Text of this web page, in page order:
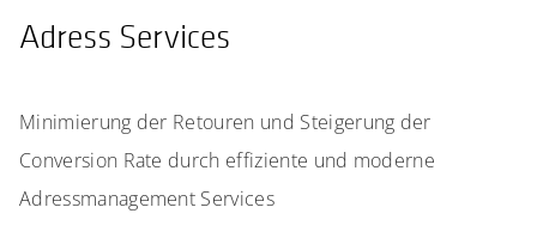
Adress Services
Minimierung der Retouren und Steigerung der
Conversion Rate durch effiziente und moderne
Adressmanagement Services